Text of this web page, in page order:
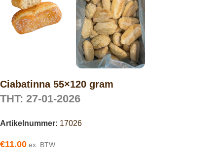
Ciabatinna 55×120 gram
THT: 27-01-2026
Artikelnummer: 17026
€11.00 ex. BTW